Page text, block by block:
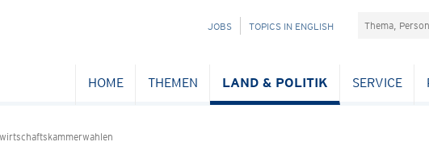
NAVIGATION
JOBS TOPICS IN ENGLISH Suchefeld
HOME THEMEN LAND & POLITIK SERVICE